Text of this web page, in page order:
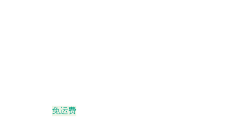
免运费